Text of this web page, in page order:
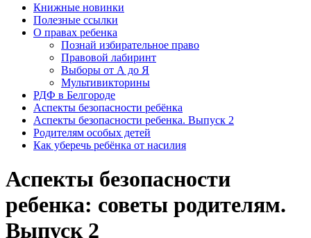
Книжные новинки
Полезные ссылки
О правах ребенка
Познай избирательное право
Правовой лабиринт
Выборы от А до Я
Мультивикторины
РДФ в Белгороде
Аспекты безопасности ребёнка
Аспекты безопасности ребенка. Выпуск 2
Родителям особых детей
Как уберечь ребёнка от насилия
Аспекты безопасности
ребенка: советы родителям.
Выпуск 2